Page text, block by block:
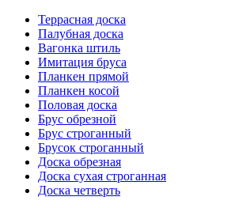
Террасная доска
Палубная доска
Вагонка штиль
Имитация бруса
Планкен прямой
Планкен косой
Половая доска
Брус обрезной
Брус строганный
Брусок строганный
Доска обрезная
Доска сухая строганная
Доска четверть